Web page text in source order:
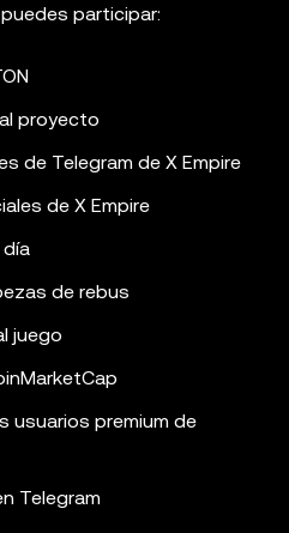
participar:
proyecto
de Telegram de X Empire
de X Empire
día
de rebus
juego
usuarios premium de
Telegram